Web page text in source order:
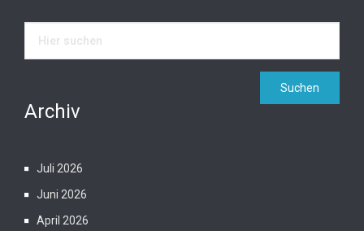
Archiv
Juli 2026
Juni 2026
April 2026